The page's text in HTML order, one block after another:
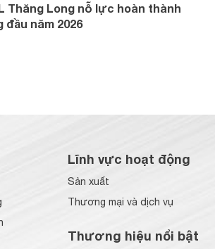
Thăng Long nỗ lực hoàn thành
đầu năm 2026
Lĩnh vực hoạt động
Sản xuất
Thương mại và dịch vụ
Thương hiệu nổi bật